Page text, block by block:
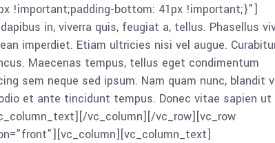
!important;padding-bottom: 41px !important;}”]
in, viverra quis, feugiat a, tellus. Phasellus
imperdiet. Etiam ultricies nisi vel augue.
Maecenas tempus, tellus eget condimentum
sem neque sed ipsum. Nam quam nunc, blandit
et ante tincidunt tempus. Donec vitae sapien ut
vc_column][/vc_row][vc_row